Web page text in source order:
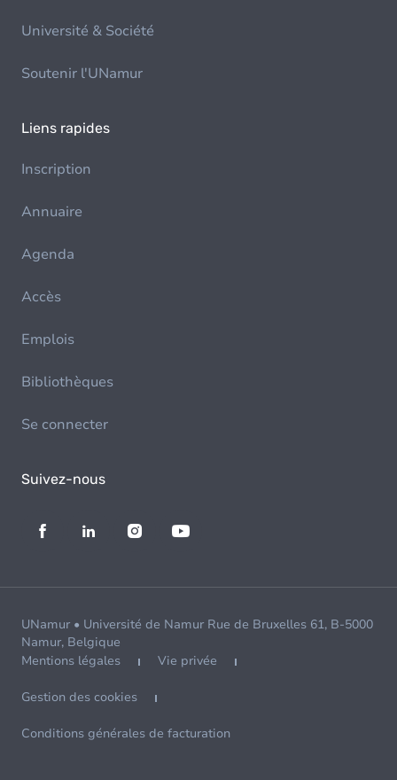
Université & Société
Soutenir l'UNamur
Liens rapides
Inscription
Annuaire
Agenda
Accès
Emplois
Bibliothèques
Se connecter
Suivez-nous
UNamur • Université de Namur Rue de Bruxelles 61, B-5000
Namur, Belgique
Mentions légales
Vie privée
Gestion des cookies
Conditions générales de facturation